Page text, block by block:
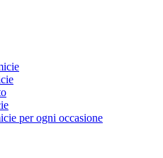
per ogni occasione